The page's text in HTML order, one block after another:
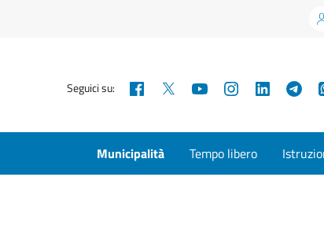
Seguici su: Facebook YouTubeInstagramLinkedIn
Municipalità Tempo libero